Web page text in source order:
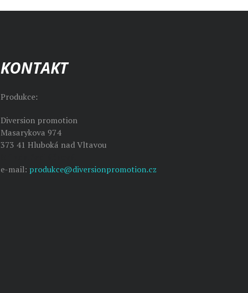
KONTAKT
Produkce:
Diversion promotion
Masarykova 974
373 41 Hluboká nad Vltavou
e-mail: produkce@diversionpromotion.cz